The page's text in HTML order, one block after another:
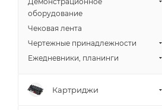
оборудование
Чековая лента
Чертежные принадлежности
Ежедневники, планинги
Картриджи